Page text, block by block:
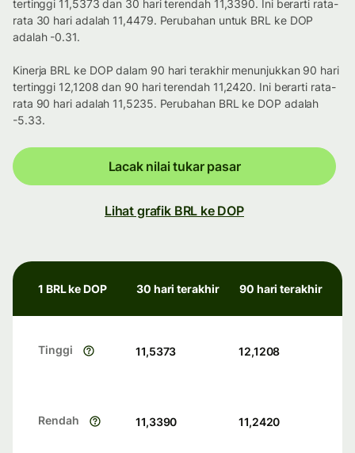
tertinggi 11,5373 dan 30 hari terendah 11,3390. Ini berarti rata-
rata 30 hari adalah 11,4479. Perubahan untuk BRL ke DOP
adalah -0.31.
Kinerja BRL ke DOP dalam 90 hari terakhir menunjukkan 90 hari
tertinggi 12,1208 dan 90 hari terendah 11,2420. Ini berarti rata-
rata 90 hari adalah 11,5235. Perubahan BRL ke DOP adalah
-5.33.
Lacak nilai tukar pasar
Lihat grafik BRL ke DOP
1 BRL ke DOP 30 hari terakhir 90 hari terakhir
Tinggi 11,5373 12,1208
Rendah 11,3390 11,2420